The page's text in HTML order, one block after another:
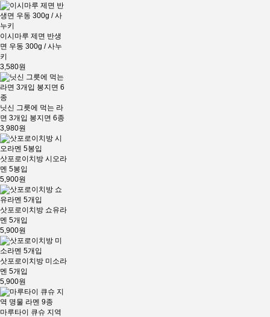
이시마루 제면 반생
면 우동 300g / 사누
키
3,580원
닛신 그릇에 먹는 라
면 3개입 봉지면 6종
3,980원
삿포로이치방 시오라
멘 5봉입
5,900원
삿포로이치방 쇼유라
멘 5개입
5,900원
삿포로이치방 미소라
멘 5개입
5,900원
마루타이 큐슈 지역